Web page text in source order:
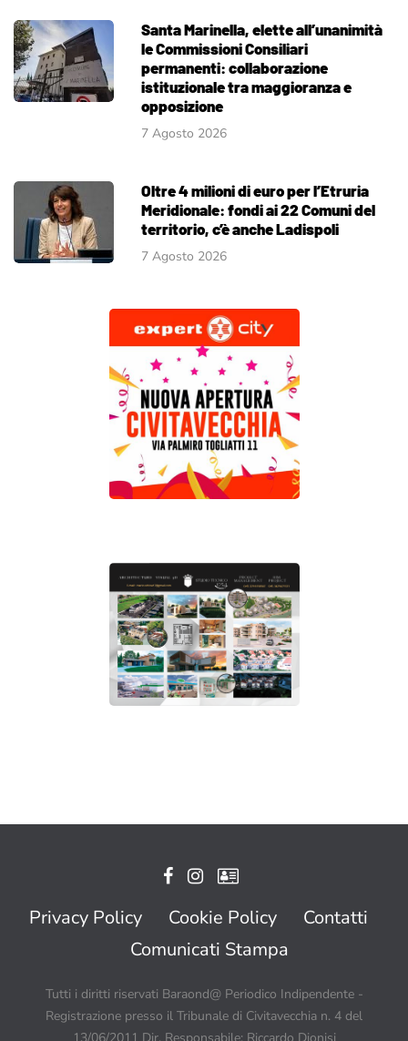
Santa Marinella, elette all’unanimità
le Commissioni Consiliari
permanenti: collaborazione
istituzionale tra maggioranza e
opposizione
7 Agosto 2026
Oltre 4 milioni di euro per l’Etruria
Meridionale: fondi ai 22 Comuni del
territorio, c’è anche Ladispoli
7 Agosto 2026
Privacy Policy Cookie Policy
Contatti
Comunicati Stampa
Tutti i diritti riservati Baraond@ Periodico Indipendente -
Registrazione presso il Tribunale di Civitavecchia n. 4 del